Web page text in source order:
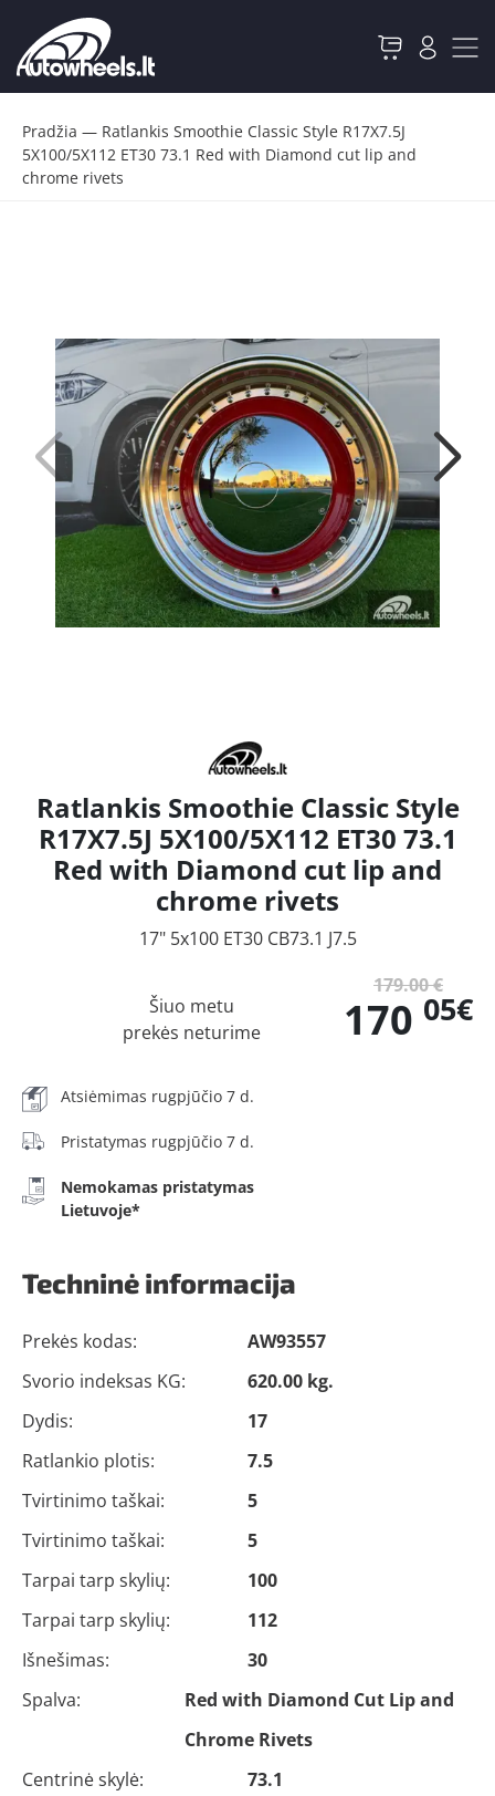
Pradžia — Ratlankis Smoothie Classic Style R17X7.5J
5X100/5X112 ET30 73.1 Red with Diamond cut lip and
chrome rivets
Ratlankis Smoothie Classic Style
R17X7.5J 5X100/5X112 ET30 73.1
Red with Diamond cut lip and
chrome rivets
17" 5x100 ET30 CB73.1 J7.5
179.00 €
170 05€
Šiuo metu
prekės neturime
Atsiėmimas rugpjūčio 7 d.
Pristatymas rugpjūčio 7 d.
Nemokamas pristatymas
Lietuvoje*
Techninė informacija
Prekės kodas:
AW93557
Svorio indeksas KG:
620.00 kg.
Dydis:
17
Ratlankio plotis:
7.5
Tvirtinimo taškai:
5
Tvirtinimo taškai:
5
Tarpai tarp skylių:
100
Tarpai tarp skylių:
112
Išnešimas:
30
Spalva:
Red with Diamond Cut Lip and
Chrome Rivets
Centrinė skylė:
73.1